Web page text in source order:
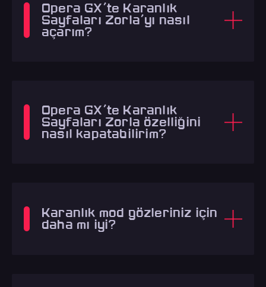
Opera GX'te Karanlık
Sayfaları Zorla'yı nasıl
açarım?
Opera GX'te Karanlık
Sayfaları Zorla özelliğini
nasıl kapatabilirim?
Karanlık mod gözleriniz için
daha mı iyi?